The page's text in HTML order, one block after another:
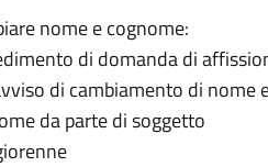
nome e cognome:
di domanda di
di cambiamento di nome
da parte di soggetto